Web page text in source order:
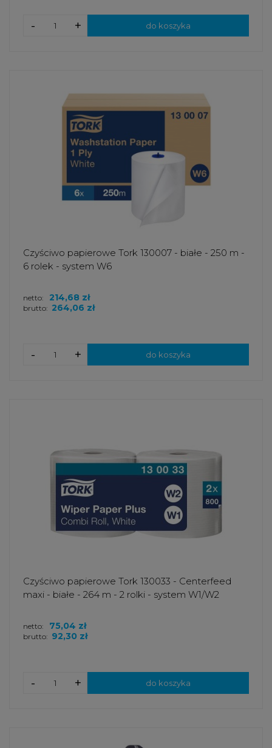
+
- do koszyka
Czyściwo papierowe Tork 130007 - białe - 250 m -
6 rolek - system W6
brutto: 264,06 zł
netto: 214,68 zł
+
- do koszyka
Czyściwo papierowe Tork 130033 - Centerfeed
maxi - białe - 264 m - 2 rolki - system W1/W2
brutto: 92,30 zł
netto: 75,04 zł
+
- do koszyka